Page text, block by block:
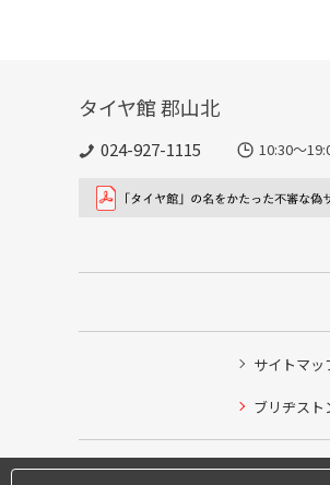
タイヤ館 郡山北
024-927-1115 10:30〜
サイトマッ
ブリヂスト
タイヤ点検・安全点検/タイヤ
クローク契約会員専用タイヤ
本日のタイヤ履き替え順番待ち